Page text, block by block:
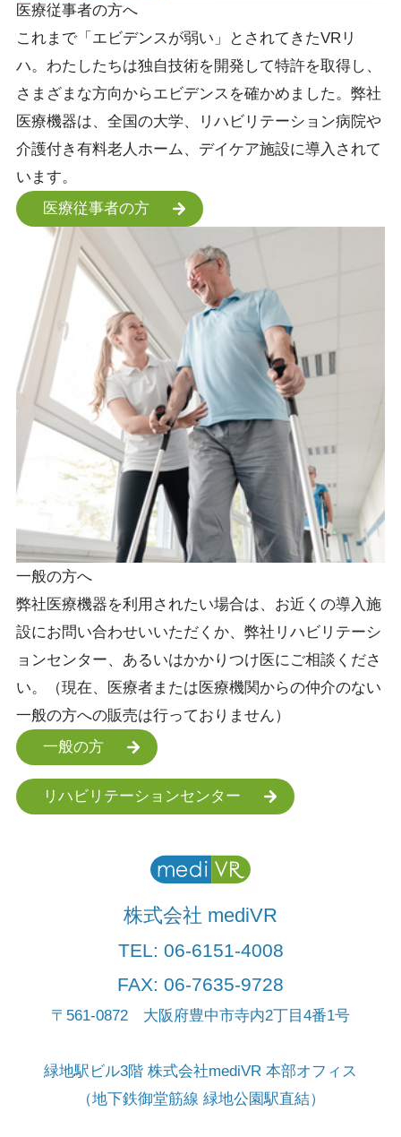
医療従事者の方へ
これまで「エビデンスが弱い」とされてきたVRリ
ハ。わたしたちは独自技術を開発して特許を取得し、
さまざまな方向からエビデンスを確かめました。弊社
医療機器は、全国の大学、リハビリテーション病院や
介護付き有料老人ホーム、デイケア施設に導入されて
います。
医療従事者の方
一般の方へ
弊社医療機器を利用されたい場合は、お近くの導入施
設にお問い合わせいいただくか、弊社リハビリテーシ
ョンセンター、あるいはかかりつけ医にご相談くださ
い。（現在、医療者または医療機関からの仲介のない
一般の方への販売は行っておりません）
一般の方
リハビリテーションセンター
株式会社 mediVR
TEL: 06-6151-4008
FAX: 06-7635-9728
〒561-0872 大阪府豊中市寺内2丁目4番1号
緑地駅ビル3階 株式会社mediVR 本部オフィス
（地下鉄御堂筋線 緑地公園駅直結）